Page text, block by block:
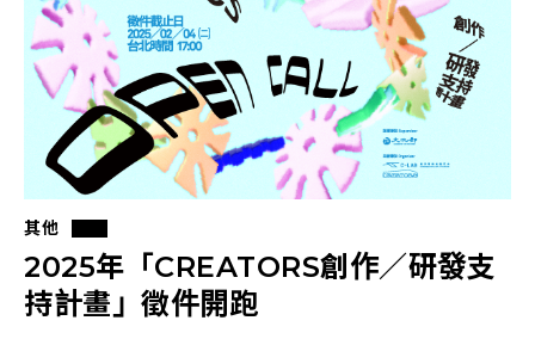
其他
2025年「CREATORS創作／研發支
持計畫」徵件開跑